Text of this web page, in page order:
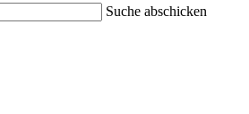
Suche abschicken